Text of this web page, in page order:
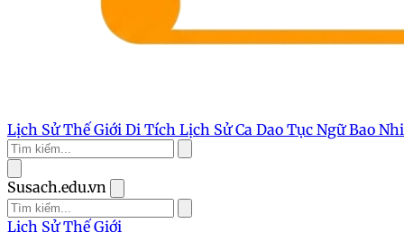
Lịch Sử Thế Giới Di Tích Lịch SửCa Dao Tục NgữBao
Susach.edu.vn
Lịch Sử Thế Giới